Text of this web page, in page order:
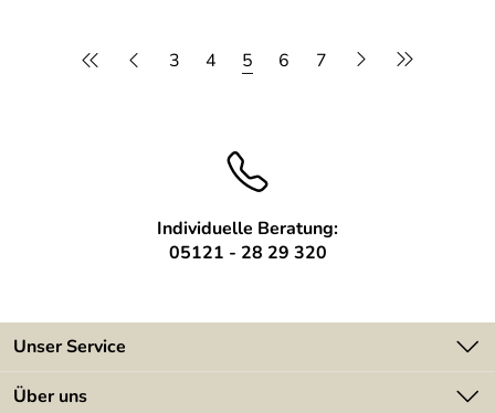
3 4 5 6 7
Individuelle Beratung:
05121 - 28 29 320
Unser Service
Kontakt
Über uns